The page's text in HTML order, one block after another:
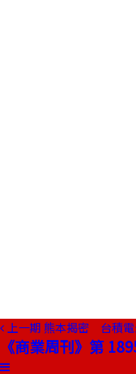
上一期 熊本揭密 台積電
《商業周刊》第